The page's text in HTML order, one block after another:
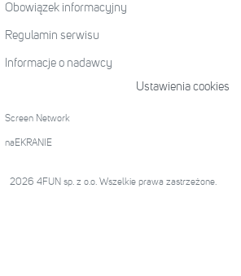
Obowiązek informacyjny
Regulamin serwisu
Informacje o nadawcy
Ustawienia cookies
Screen Network
naEKRANIE
2026 4FUN sp. z o.o. Wszelkie prawa zastrzeżone.